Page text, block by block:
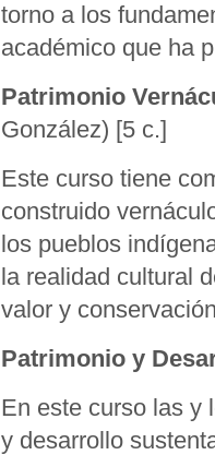
torno a los
académico que ha
Patrimonio
González) [5 c.]
Este curso tiene
construido
los pueblos
la realidad cultural
valor y
Patrimonio y
En este curso las y
y desarrollo